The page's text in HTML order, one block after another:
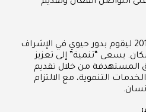
التواصل الفعال وتقديم
تم تأسيس البرنامج في عام 2018 ليقوم بدور حيوي في الإشراف
يسعى “تنمية” إلى تعزيز
من خلال تقديم
التنموية، مع الالتزام